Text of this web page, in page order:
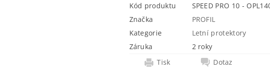
Kód produktu
SPEED PRO 10 -
Značka
PROFIL
Kategorie
Letní protektory
Záruka
2 roky
Tisk
Dotaz